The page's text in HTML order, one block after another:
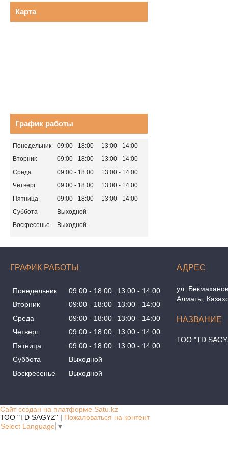
Карта
График работы
Понедельник 09:00 18:00 13:00
14:00
Вторник
09:00 18:00 13:00
14:00
Среда
09:00 18:00 13:00
14:00
Четверг
09:00 18:00 13:00
14:00
Пятница
09:00 18:00 13:00
14:00
Суббота
Выходной
Воскресенье
Выходной
ГРАФИК РАБОТЫ
Понедельник 09:00 18:00 13:00
14:00
Вторник
09:00 18:00 13:00
14:00
Среда
09:00 18:00 13:00
14:00
Четверг
09:00 18:00 13:00
14:00
Пятница
09:00 18:00 13:00
14:00
Суббота
Выходной
Воскресенье
Выходной
ул.
Алматы,
ТОО "TD
Сайт создан на платформе Satu.kz
ТОО "TD SAGYZ" | Пожаловаться на контент
Select Language ▼